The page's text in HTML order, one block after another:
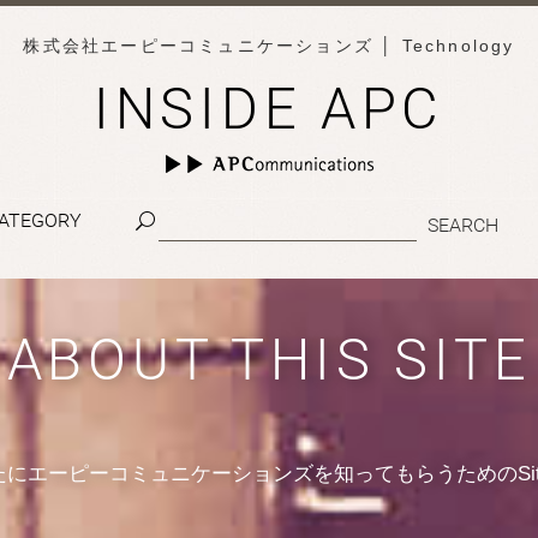
株式会社エーピーコミュニケーションズ │ Technology
INSIDE APC
ABOUT THIS SITE
にエーピーコミュニケーションズを知ってもらうための